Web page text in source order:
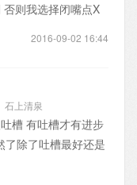
则我选择闭嘴点X
2016-09-02 16:44
石上清泉
槽 有吐槽才有进步
了除了吐槽最好还是